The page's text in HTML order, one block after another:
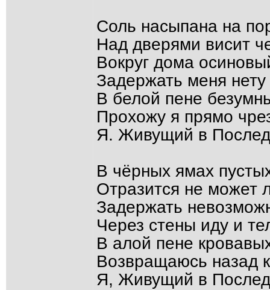
Соль насыпана на
Над дверями висит
Вокруг дома
Задержать меня нету
В белой пене
Прохожу я прямо
Я. Живущий в
В чёрных ямах
Отразится не может
Задержать
Через стены иду и
В алой пене
Возвращаюсь назад
Я, Живущий в